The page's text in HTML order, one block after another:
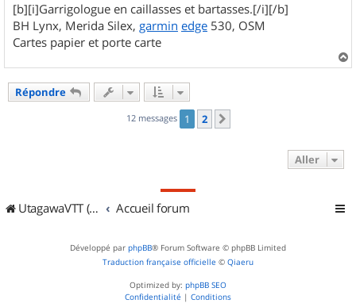
[b][i]Garrigologue en caillasses et bartasses.[/i][/b]
BH Lynx, Merida Silex, garmin edge 530, OSM
Cartes papier et porte carte
a
Répondre
12 messages 1 2
Aller
UtagawaVTT (Randos VTT et VTTAE avec traces GPS) Accueil forum
Développé par phpBB® Forum Software © phpBB Limited
Traduction française officielle © Qiaeru
Optimized by: phpBB SEO
Confidentialité | Conditions